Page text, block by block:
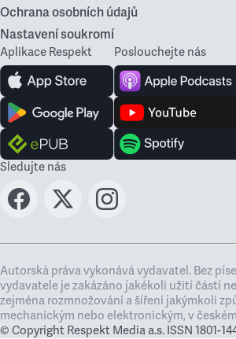
Ochrana osobních údajů
Nastavení soukromí
Aplikace Respekt Poslouchejte nás
Sledujte nás
Autorská práva vykonává vydavatel. Bez
vydavatele je zakázáno jakékoli užití částí
zejména rozmnožování a šíření jakýmkoli
mechanickým nebo elektronickým, v
© Copyright Respekt Media a.s. ISSN 1801-